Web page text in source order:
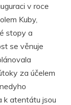
v roce
Kuby,
stopy a
se věnuje
za účelem
k atentátu jsou